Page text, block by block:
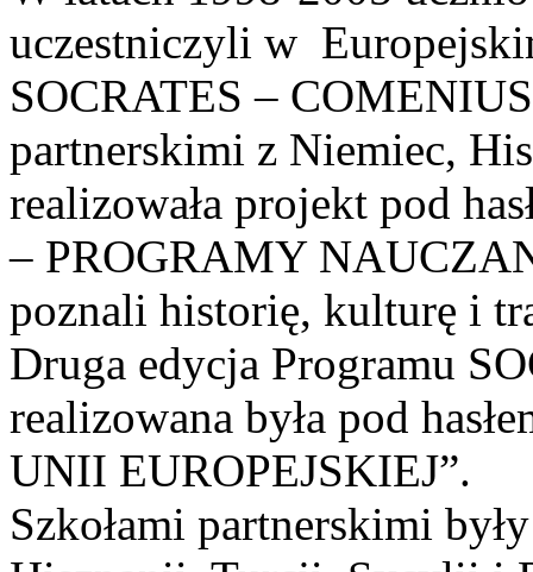
uczestniczyli w
SOCRATES –
partnerskimi z Niemiec,
realizowała projekt pod
– PROGRAMY
poznali historię, kulturę i
Druga edycja Programu
realizowana była pod
UNII EUROPEJSKIEJ”.
Szkołami partnerskimi